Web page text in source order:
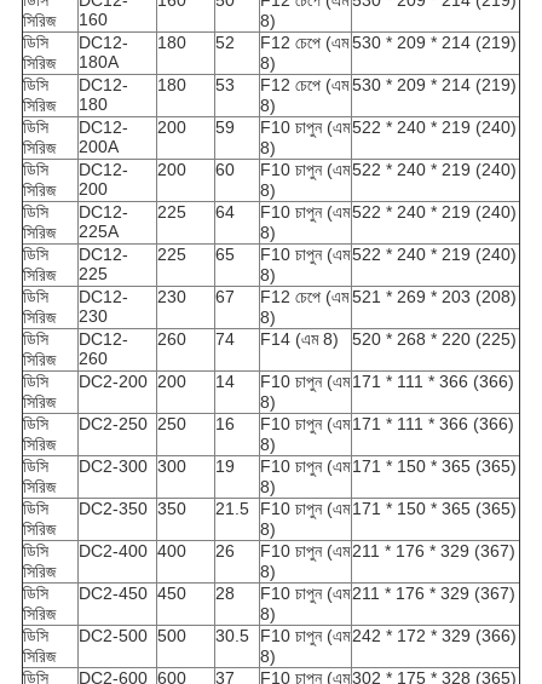
সিরিজ
160
8)
ডিসি
সিরিজ
DC12-
180A
180 52
F12 চেপে (এম
8)
530 * 209 * 214 (219)
ডিসি
সিরিজ
DC12-
180
180 53
F12 চেপে (এম
8)
530 * 209 * 214 (219)
ডিসি
সিরিজ
DC12-
200A
200 59
F10 চাপুন (এম
8)
522 * 240 * 219 (240)
ডিসি
সিরিজ
DC12-
200
200 60
F10 চাপুন (এম
8)
522 * 240 * 219 (240)
ডিসি
সিরিজ
DC12-
225A
225 64
F10 চাপুন (এম
8)
522 * 240 * 219 (240)
ডিসি
সিরিজ
DC12-
225
225 65
F10 চাপুন (এম
8)
522 * 240 * 219 (240)
ডিসি
সিরিজ
DC12-
230
230 67
F12 চেপে (এম
8)
521 * 269 * 203 (208)
ডিসি
সিরিজ
DC12-
260
260 74 F14 (এম 8) 520 * 268 * 220 (225)
ডিসি
সিরিজ
DC2-200 200 14
F10 চাপুন (এম
8)
171 * 111 * 366 (366)
ডিসি
সিরিজ
DC2-250 250 16
F10 চাপুন (এম
8)
171 * 111 * 366 (366)
ডিসি
সিরিজ
DC2-300 300 19
F10 চাপুন (এম
8)
171 * 150 * 365 (365)
ডিসি
সিরিজ
DC2-350 350 21.5
F10 চাপুন (এম
8)
171 * 150 * 365 (365)
ডিসি
সিরিজ
DC2-400 400 26
F10 চাপুন (এম
8)
211 * 176 * 329 (367)
ডিসি
সিরিজ
DC2-450 450 28
F10 চাপুন (এম
8)
211 * 176 * 329 (367)
ডিসি
সিরিজ
DC2-500 500 30.5
F10 চাপুন (এম
8)
242 * 172 * 329 (366)
ডিসি
DC2-600 600 37
F10 চাপুন (এম302 * 175 * 328 (365)